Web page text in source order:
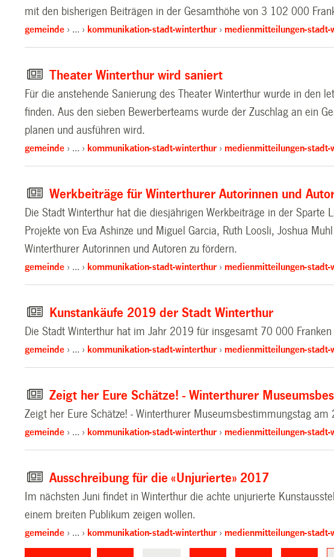
mit den bisherigen Beiträgen in der Gesamthöhe von 3 102 000
gemeinde … kommunikation-stadt-winterthur medienmitteilungen-stadt-
Theater Winterthur wird saniert
Für die anstehende Sanierung des Theater Winterthur wurde in den
finden. Aus den sieben Bewerberteams wurde der Zuschlag an ein
planen und ausführen wird.
gemeinde … kommunikation-stadt-winterthur medienmitteilungen-stadt-
Werkbeiträge für Winterthurer Autorinnen und
Die Stadt Winterthur hat die diesjährigen Werkbeiträge in der
Projekte von Eva Ashinze und Miguel Garcia, Ruth Loosli, Joshua
Winterthurer Autorinnen und Autoren zu fördern.
gemeinde … kommunikation-stadt-winterthur medienmitteilungen-stadt-
Kunstankäufe 2019 der Stadt Winterthur
Die Stadt Winterthur hat im Jahr 2019 für insgesamt 70 000
gemeinde … kommunikation-stadt-winterthur medienmitteilungen-stadt-
Zeigt her Eure Schätze! - Winterthurer
Zeigt her Eure Schätze! - Winterthurer Museumsbestimmungstag
gemeinde … kommunikation-stadt-winterthur medienmitteilungen-stadt-
Ausschreibung für die «Unjurierte» 2017
Im nächsten Juni findet in Winterthur die achte unjurierte
einem breiten Publikum zeigen wollen.
gemeinde … kommunikation-stadt-winterthur medienmitteilungen-stadt-